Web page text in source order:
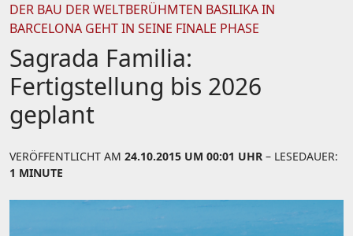
DER BAU DER WELTBERÜHMTEN BASILIKA IN
BARCELONA GEHT IN SEINE FINALE PHASE
Sagrada Familia:
Fertigstellung bis 2026
geplant
VERÖFFENTLICHT AM 24.10.2015 UM 00:01 UHR – LESEDAUER:
1 MINUTE